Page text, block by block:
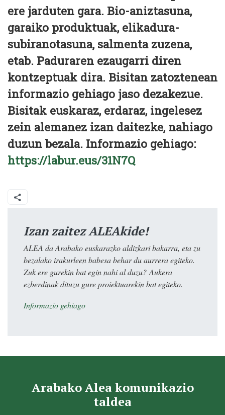
ere jarduten gara. Bio-aniztasuna,
garaiko produktuak, elikadura-
subiranotasuna, salmenta zuzena,
etab. Paduraren ezaugarri diren
kontzeptuak dira. Bisitan zatoztenean
informazio gehiago jaso dezakezue.
Bisitak euskaraz, erdaraz, ingelesez
zein alemanez izan daitezke, nahiago
duzun bezala. Informazio gehiago:
https://labur.eus/31N7Q
Izan zaitez ALEAkide!
ALEA da Arabako euskarazko aldizkari bakarra, eta zu
bezalako irakurleen babesa behar du aurrera egiteko.
Zuk ere gurekin bat egin nahi al duzu? Aukera
ezberdinak dituzu gure proiektuarekin bat egiteko.
Informazio gehiago
Arabako Alea komunikazio
taldea